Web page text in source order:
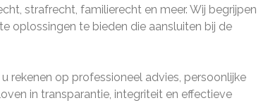
strafrecht, familierecht en meer. Wij begrijpen
oplossingen te bieden die aansluiten bij de
rekenen op professioneel advies, persoonlijke
in transparantie, integriteit en effectieve